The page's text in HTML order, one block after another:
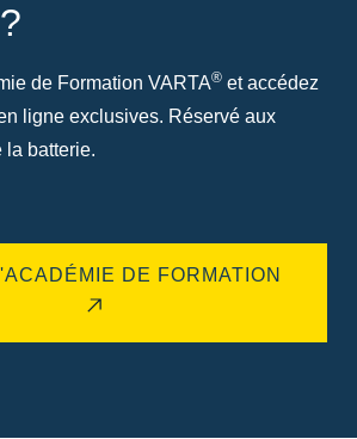
de Formation VARTA® et accédez
ligne exclusives. Réservé aux
la batterie.
DE FORMATION